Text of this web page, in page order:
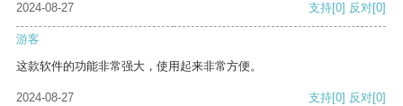
2024-08-27 支持[0] 反对[0]
游客
这款软件的功能非常强大，使用起来非常方便。
2024-08-27 支持[0] 反对[0]